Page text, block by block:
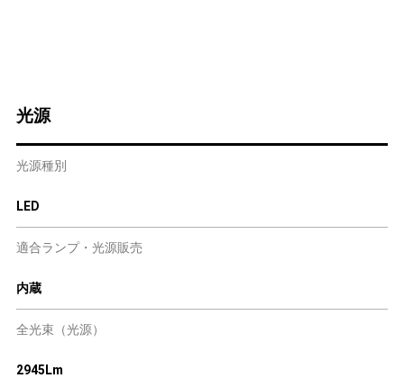
光源
光源種別
LED
適合ランプ・光源販売
内蔵
全光束（光源）
2945Lm